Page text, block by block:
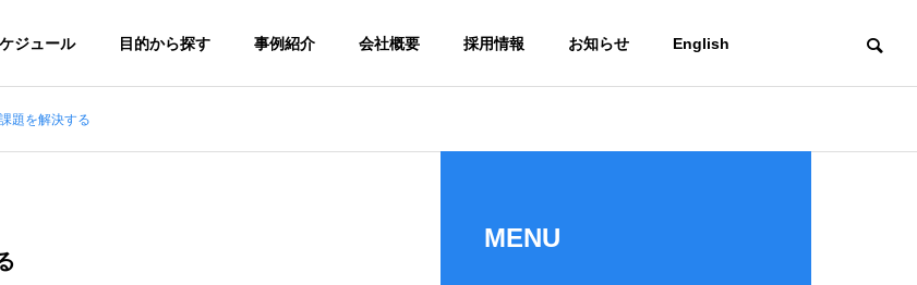
ジュール 目的から探す 事例紹介 会社概要 採用情報 お知らせ English
Message
題を解決する
MENU